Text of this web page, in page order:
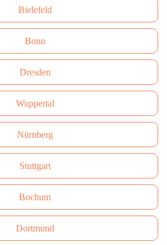
Bielefeld
Bonn
Dresden
Wuppertal
Nürnberg
Stuttgart
Bochum
Dortmund